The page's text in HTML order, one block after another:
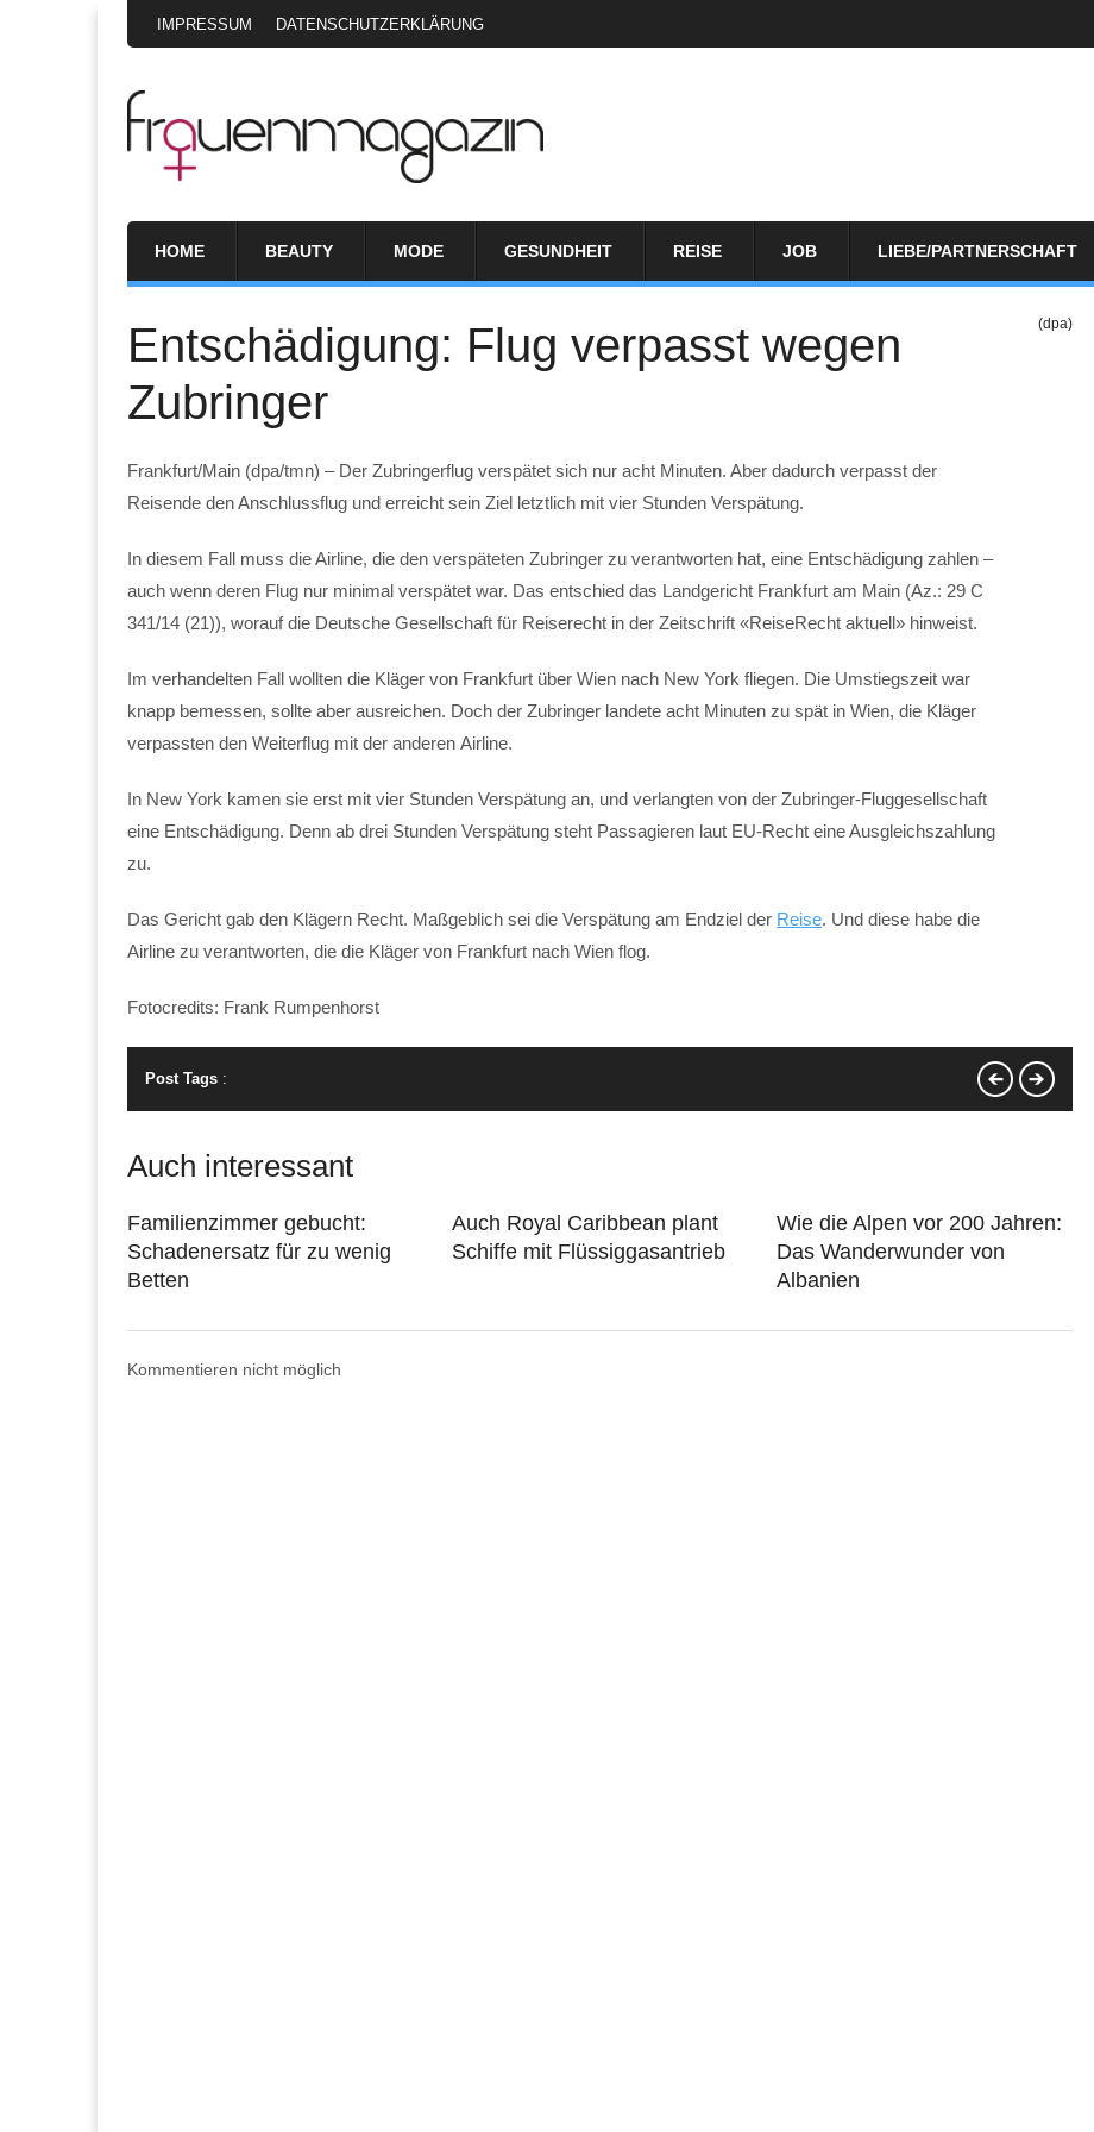
IMPRESSUM DATENSCHUTZERKLÄRUNG
HOME BEAUTY MODE GESUNDHEIT REISE JOB LIEBE/PARTNERSCHAFT
Entschädigung: Flug verpasst wegen
Zubringer
(dpa)
Frankfurt/Main (dpa/tmn) – Der Zubringerflug verspätet sich nur acht Minuten. Aber dadurch verpasst der
Reisende den Anschlussflug und erreicht sein Ziel letztlich mit vier Stunden Verspätung.
In diesem Fall muss die Airline, die den verspäteten Zubringer zu verantworten hat, eine Entschädigung zahlen –
auch wenn deren Flug nur minimal verspätet war. Das entschied das Landgericht Frankfurt am Main (Az.: 29 C
341/14 (21)), worauf die Deutsche Gesellschaft für Reiserecht in der Zeitschrift «ReiseRecht aktuell» hinweist.
Im verhandelten Fall wollten die Kläger von Frankfurt über Wien nach New York fliegen. Die Umstiegszeit war
knapp bemessen, sollte aber ausreichen. Doch der Zubringer landete acht Minuten zu spät in Wien, die Kläger
verpassten den Weiterflug mit der anderen Airline.
In New York kamen sie erst mit vier Stunden Verspätung an, und verlangten von der Zubringer-Fluggesellschaft
eine Entschädigung. Denn ab drei Stunden Verspätung steht Passagieren laut EU-Recht eine Ausgleichszahlung
zu.
Das Gericht gab den Klägern Recht. Maßgeblich sei die Verspätung am Endziel der Reise. Und diese habe die
Airline zu verantworten, die die Kläger von Frankfurt nach Wien flog.
Fotocredits: Frank Rumpenhorst
Post Tags :
Auch interessant
Familienzimmer gebucht:
Schadenersatz für zu wenig
Betten
Auch Royal Caribbean plant
Schiffe mit Flüssiggasantrieb
Wie die Alpen vor 200 Jahren:
Das Wanderwunder von
Albanien
Kommentieren nicht möglich